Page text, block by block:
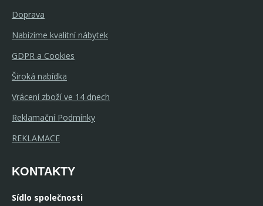
Doprava
Nabízíme kvalitní nábytek
GDPR a Cookies
Široká nabídka
Vrácení zboží ve 14 dnech
Reklamační Podmínky
REKLAMACE
KONTAKTY
Sídlo společnosti